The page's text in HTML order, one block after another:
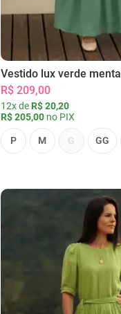
Vestido lux verde menta
R$ 209,00
12x de R$ 20,20
R$ 205,00no PIX
P M G GG